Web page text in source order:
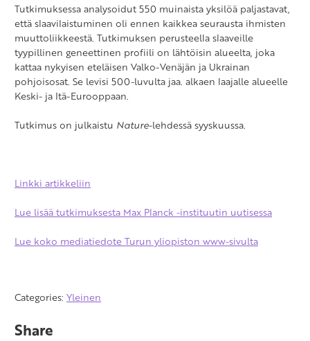
Tutkimuksessa analysoidut 550 muinaista yksilöä paljastavat,
että slaavilaistuminen oli ennen kaikkea seurausta ihmisten
muuttoliikkeestä. Tutkimuksen perusteella slaaveille
tyypillinen geneettinen profiili on lähtöisin alueelta, joka
kattaa nykyisen eteläisen Valko-Venäjän ja Ukrainan
pohjoisosat. Se levisi 500-luvulta jaa. alkaen laajalle alueelle
Keski- ja Itä-Eurooppaan.
Tutkimus on julkaistu Nature-lehdessä syyskuussa.
Linkki artikkeliin
Lue lisää tutkimuksesta Max Planck -instituutin uutisessa
Lue koko mediatiedote Turun yliopiston www-sivulta
Categories: Yleinen
Share